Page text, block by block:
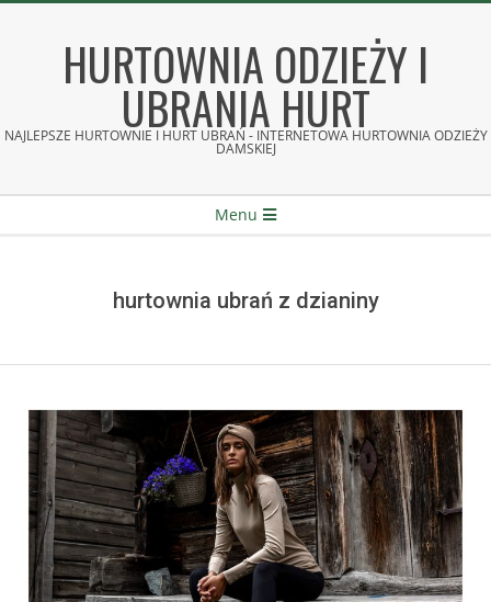
HURTOWNIA ODZIEŻY I
UBRANIA HURT
NAJLEPSZE HURTOWNIE I HURT UBRAŃ - INTERNETOWA HURTOWNIA ODZIEŻY
DAMSKIEJ
Menu
hurtownia ubrań z dzianiny